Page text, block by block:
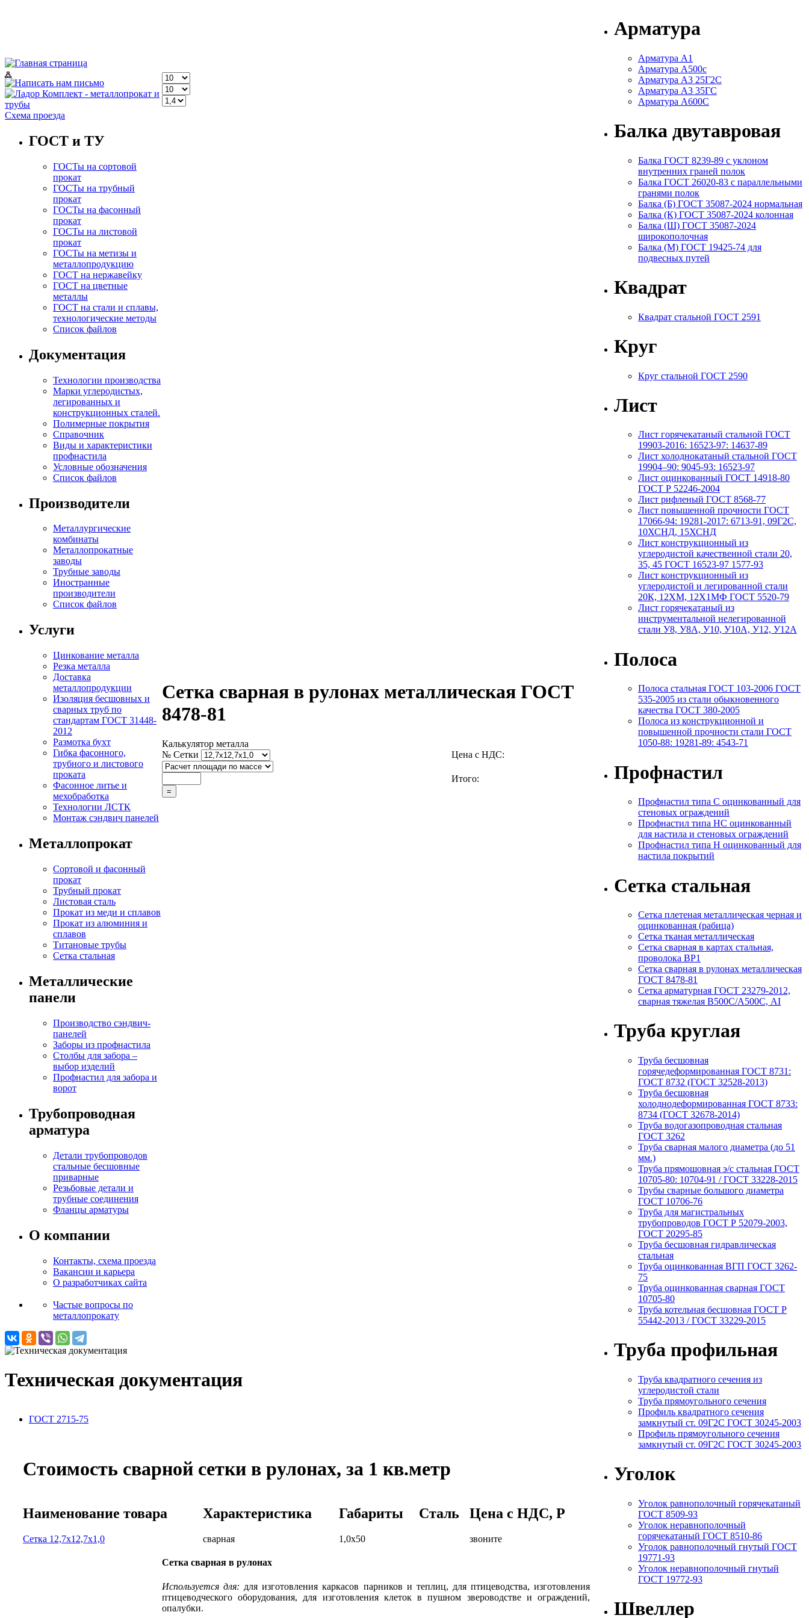
Схема проезда
ГОСТ и ТУ
ГОСТы на сортовой
прокат
ГОСТы на трубный
прокат
ГОСТы на фасонный
прокат
ГОСТы на листовой
прокат
ГОСТы на метизы и
металлопродукцию
ГОСТ на нержавейку
ГОСТ на цветные
металлы
ГОСТ на стали и сплавы,
технологические методы
Список файлов
Документация
Технологии производства
Марки углеродистых,
легированных и
конструкционных сталей.
Полимерные покрытия
Справочник
Виды и характеристики
профнастила
Условные обозначения
Список файлов
Производители
Металлургические
комбинаты
Металлопрокатные
заводы
Трубные заводы
Иностранные
производители
Список файлов
Услуги
Цинкование металла
Резка металла
Доставка
металлопродукции
Изоляция бесшовных и
сварных труб по
стандартам ГОСТ 31448-
2012
Размотка бухт
Гибка фасонного,
трубного и листового
проката
Фасонное литье и
мехобработка
Технологии ЛСТК
Монтаж сэндвич панелей
Металлопрокат
Сортовой и фасонный
прокат
Трубный прокат
Листовая сталь
Прокат из меди и сплавов
Прокат из алюминия и
сплавов
Титановые трубы
Сетка стальная
Металлические
панели
Производство сэндвич-
панелей
Заборы из профнастила
Столбы для забора –
выбор изделий
Профнастил для забора и
ворот
Трубопроводная
арматура
Детали трубопроводов
стальные бесшовные
приварные
Резьбовые детали и
трубные соединения
Фланцы арматуры
О компании
Контакты, схема проезда
Вакансии и карьера
О разработчиках сайта
Частые вопросы по
металлопрокату
Сетка сварная в рулонах металлическая ГОСТ
8478-81
Калькулятор металла
№ Сетки
Цена с НДС:
Итого:
Техническая документация
ГОСТ 2715-75
Стоимость сварной сетки в рулонах, за 1 кв.метр
Наименование товара Характеристика Габариты Сталь Цена c НДС, Р
Сетка 12,7х12,7х1,0 сварная 1,0х50 звоните
Сетка сварная в рулонах
Используется для: для изготовления каркасов парников и теплиц, для птицеводства, изготовления
птицеводческого оборудования, для изготовления клеток в пушном звероводстве и ограждений,
опалубки.
Арматура
Арматура А1
Арматура А500с
Арматура А3 25Г2С
Арматура А3 35ГС
Арматура А600С
Балка двутавровая
Балка ГОСТ 8239-89 с уклоном
внутренних граней полок
Балка ГОСТ 26020-83 с параллельными
гранями полок
Балка (Б) ГОСТ 35087-2024 нормальная
Балка (К) ГОСТ 35087-2024 колонная
Балка (Ш) ГОСТ 35087-2024
широкополочная
Балка (М) ГОСТ 19425-74 для
подвесных путей
Квадрат
Квадрат стальной ГОСТ 2591
Круг
Круг стальной ГОСТ 2590
Лист
Лист горячекатаный стальной ГОСТ
19903-2016: 16523-97: 14637-89
Лист холоднокатаный стальной ГОСТ
19904–90: 9045-93: 16523-97
Лист оцинкованный ГОСТ 14918-80
ГОСТ Р 52246-2004
Лист рифленый ГОСТ 8568-77
Лист повышенной прочности ГОСТ
17066-94: 19281-2017: 6713-91, 09Г2С,
10ХСНД, 15ХСНД
Лист конструкционный из
углеродистой качественной стали 20,
35, 45 ГОСТ 16523-97 1577-93
Лист конструкционный из
углеродистой и легированной стали
20К, 12ХМ, 12Х1МФ ГОСТ 5520-79
Лист горячекатаный из
инструментальной нелегированной
стали У8, У8А, У10, У10А, У12, У12А
Полоса
Полоса стальная ГОСТ 103-2006 ГОСТ
535-2005 из стали обыкновенного
качества ГОСТ 380-2005
Полоса из конструкционной и
повышенной прочности стали ГОСТ
1050-88: 19281-89: 4543-71
Профнастил
Профнастил типа С оцинкованный для
стеновых ограждений
Профнастил типа НС оцинкованный
для настила и стеновых ограждений
Профнастил типа Н оцинкованный для
настила покрытий
Сетка стальная
Сетка плетеная металлическая черная и
оцинкованная (рабица)
Сетка тканая металлическая
Сетка сварная в картах стальная,
проволока ВР1
Сетка сварная в рулонах металлическая
ГОСТ 8478-81
Сетка арматурная ГОСТ 23279-2012,
сварная тяжелая В500С/А500С, АI
Труба круглая
Труба бесшовная
горячедеформированная ГОСТ 8731:
ГОСТ 8732 (ГОСТ 32528-2013)
Труба бесшовная
холоднодеформированная ГОСТ 8733:
8734 (ГОСТ 32678-2014)
Труба водогазопроводная стальная
ГОСТ 3262
Труба сварная малого диаметра (до 51
мм.)
Труба прямошовная э/с стальная ГОСТ
10705-80: 10704-91 / ГОСТ 33228-2015
Трубы сварные большого диаметра
ГОСТ 10706-76
Труба для магистральных
трубопроводов ГОСТ Р 52079-2003,
ГОСТ 20295-85
Труба бесшовная гидравлическая
стальная
Труба оцинкованная ВГП ГОСТ 3262-
75
Труба оцинкованная сварная ГОСТ
10705-80
Труба котельная бесшовная ГОСТ Р
55442-2013 / ГОСТ 33229-2015
Труба профильная
Труба квадратного сечения из
углеродистой стали
Труба прямоугольного сечения
Профиль квадратного сечения
замкнутый ст. 09Г2С ГОСТ 30245-2003
Профиль прямоугольного сечения
замкнутый ст. 09Г2С ГОСТ 30245-2003
Уголок
Уголок равнополочный горячекатаный
ГОСТ 8509-93
Уголок неравнополочный
горячекатаный ГОСТ 8510-86
Уголок равнополочный гнутый ГОСТ
19771-93
Уголок неравнополочный гнутый
ГОСТ 19772-93
Швеллер